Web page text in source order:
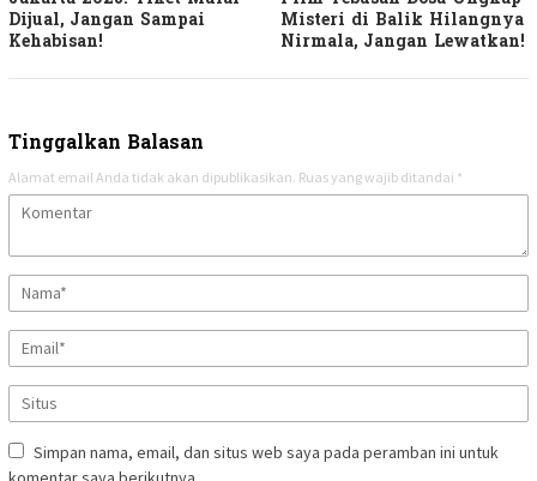
Dijual, Jangan Sampai
Kehabisan!
Misteri di Balik Hilangnya
Nirmala, Jangan Lewatkan!
Tinggalkan Balasan
Alamat email Anda tidak akan dipublikasikan. Ruas yang wajib ditandai *
Simpan nama, email, dan situs web saya pada peramban ini untuk